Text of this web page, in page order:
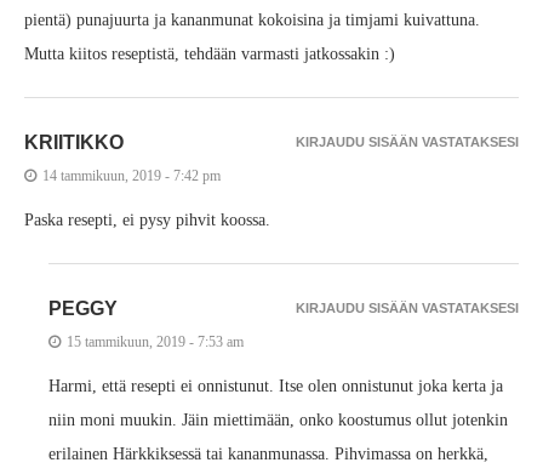
pientä) punajuurta ja kananmunat kokoisina ja timjami kuivattuna.
Mutta kiitos reseptistä, tehdään varmasti jatkossakin :)
KRIITIKKO
14 tammikuun, 2019 - 7:42 pm
Paska resepti, ei pysy pihvit koossa.
KIRJAUDU SISÄÄN VASTATAKSESI
PEGGY
15 tammikuun, 2019 - 7:53 am
Harmi, että resepti ei onnistunut. Itse olen onnistunut joka kerta ja
niin moni muukin. Jäin miettimään, onko koostumus ollut jotenkin
erilainen Härkkiksessä tai kananmunassa. Pihvimassa on herkkä,
KIRJAUDU SISÄÄN VASTATAKSESI